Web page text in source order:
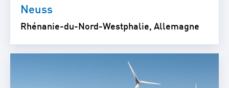
Neuss
Rhénanie-du-Nord-Westphalie, Allemagne